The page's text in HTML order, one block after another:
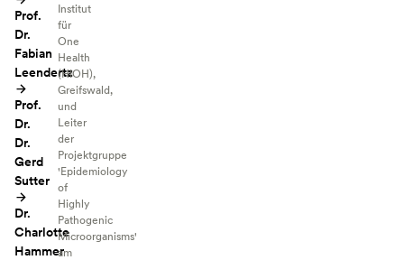
Prof.
Dr.
Fabian
Leendertz
Prof.
Dr.
Dr.
Gerd
Sutter
Dr.
Charlotte
Hammer
Institut
für
One
Health
(HIOH),
Greifswald,
und
Leiter
der
Projektgruppe
'Epidemiology
of
Highly
Pathogenic
Microorganisms'
am